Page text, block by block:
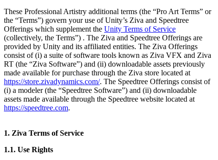
XR ゲーム
XR ゲームを複数プラットフォーム向けにローンチする
マルチプレイヤーゲーム
マルチプレイヤーゲーム制作を簡素化
These Professional Artistry additional terms (the “Pro Art Terms” or
the “Terms”) govern your use of Unity’s Ziva and Speedtree
Offerings which supplement the Unity Terms of Service
(collectively, the Terms”) . The Ziva and Speedtree Offerings are
provided by Unity and its affiliated entities. The Ziva Offerings
consist of (i) a suite of software tools known as Ziva VFX and Ziva
RT (the “Ziva Software”) and (ii) downloadable assets previously
made available for purchase through the Ziva store located at
https://store.zivadynamics.com/. The Speedtree Offerings consist of
(i) a modeler (the “Speedtree Software”) and (ii) downloadable
assets made available through the Speedtree website located at
https://speedtree.com.
1. Ziva Terms of Service
1.1. Use Rights